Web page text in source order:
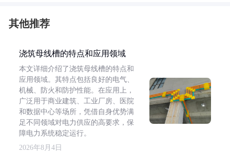
其他推荐
浇筑母线槽的特点和应用领域
本文详细介绍了浇筑母线槽的特点和
应用领域。其特点包括良好的电气、
机械、防火和防护性能。在应用上，
广泛用于商业建筑、工业厂房、医院
和数据中心等场所，凭借自身优势满
足不同领域对电力供应的高要求，保
障电力系统稳定运行。
2026年8月4日